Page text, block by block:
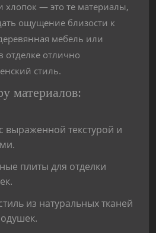
хлопок — это те материалы,
ощущение близости к
мебель или
отлично
стиль.
материалов:
выраженной текстурой и
плиты для отделки
из натуральных тканей